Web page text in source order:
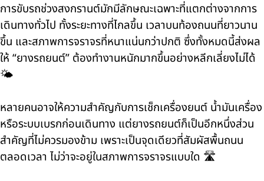
การขับรถช่วงสงกรานต์มักมีลักษณะเฉพาะที่แตกต่างจากการ
เดินทางทั่วไป ทั้งระยะทางที่ไกลขึ้น เวลาบนท้องถนนที่ยาวนาน
ขึ้น และสภาพการจราจรที่หนาแน่นกว่าปกติ ซึ่งทั้งหมดนี้ส่งผล
ให้ “ยางรถยนต์” ต้องทำงานหนักมากขึ้นอย่างหลีกเลี่ยงไม่ได้
🌤️
หลายคนอาจให้ความสำคัญกับการเช็กเครื่องยนต์ น้ำมันเครื่อง
หรือระบบเบรกก่อนเดินทาง แต่ยางรถยนต์ก็เป็นอีกหนึ่งส่วน
สำคัญที่ไม่ควรมองข้าม เพราะเป็นจุดเดียวที่สัมผัสพื้นถนน
ตลอดเวลา ไม่ว่าจะอยู่ในสภาพการจราจรแบบใด 🛣️